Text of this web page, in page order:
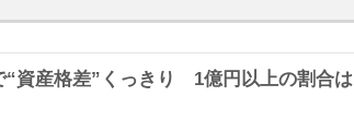
“資産格差”くっきり 1億円以上の割合は